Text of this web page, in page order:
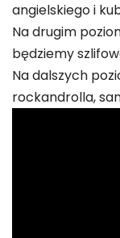
angielskiego i
Na drugim
będziemy
Na dalszych
rockandrolla,